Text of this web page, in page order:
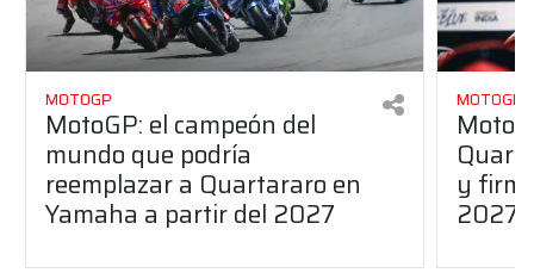
MOTOGP
MotoGP: el campeón del
mundo que podría
reemplazar a Quartararo en
Yamaha a partir del 2027
MOTOGP
y
2027